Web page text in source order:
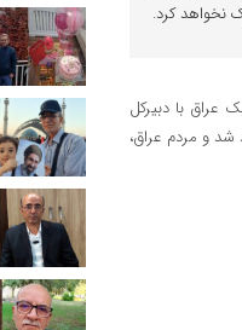
نخواهد کرد.
عراق با دبیرکل
شد و مردم عراق،